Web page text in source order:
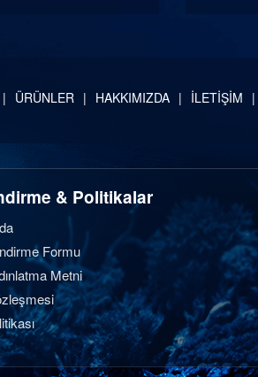
ÜRÜNLER HAKKIMIZDA İLETİŞİM
& Politikalar
Formu
Metni